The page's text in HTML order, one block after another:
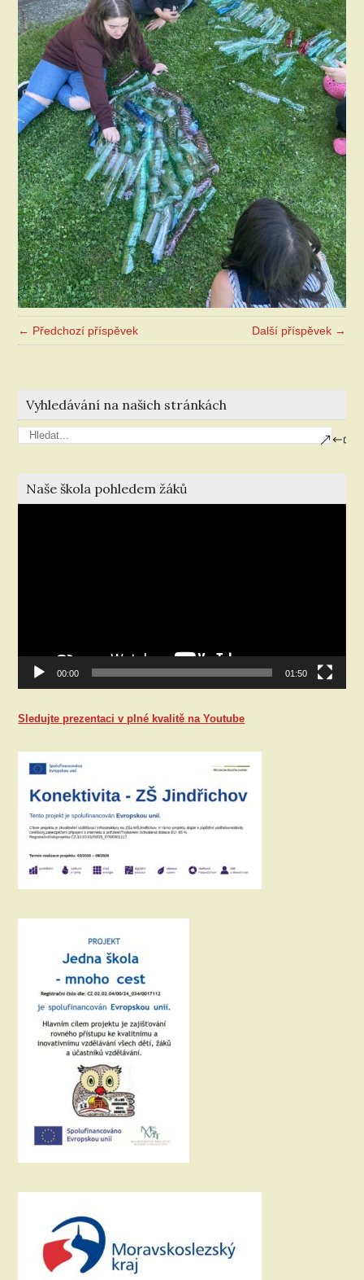
← Předchozí příspěvek Další příspěvek →
Vyhledávání na našich stránkách
Naše škola pohledem žáků
00:00 01:50
Sledujte prezentaci v plné kvalitě na Youtube